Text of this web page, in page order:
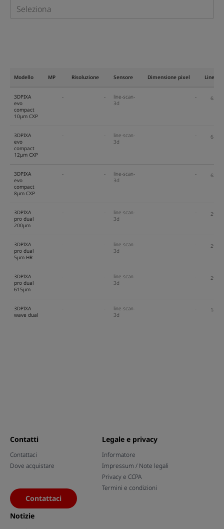
Modello MP Risoluzione Sensore Dimensione pixel Line
3DPIXA
evo
compact
10µm CXP
- -
line-scan-
3d
- 68.0
3DPIXA
evo
compact
12µm CXP
- -
line-scan-
3d
- 68.0
3DPIXA
evo
compact
8µm CXP
- -
line-scan-
3d
- 68.0
3DPIXA
pro dual
200µm
- -
line-scan-
3d
- 29.0
3DPIXA
pro dual
5µm HR
- -
line-scan-
3d
- 29.0
3DPIXA
pro dual
615µm
- -
line-scan-
3d
- 29.0
3DPIXA
wave dual
- -
line-scan-
3d
- 18.0
Contatti
Contattaci
Dove acquistare
Contattaci
Legale e privacy
Informatore
Impressum / Note legali
Privacy e CCPA
Termini e condizioni
Notizie